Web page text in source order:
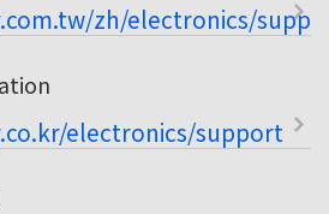
zh/electronics/
electronics/support